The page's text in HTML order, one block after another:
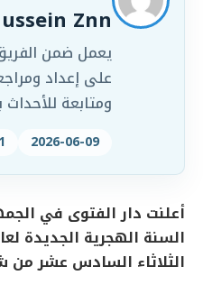
Znn
على إعداد
ومتابعة
2026-06-09
أعلنت دار الفتوى في
الثلاثاء السادس عشر من شهر